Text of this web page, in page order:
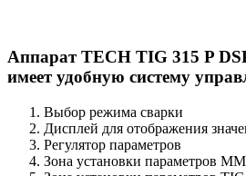
Аппарат TECH TIG 315 P
имеет удобную систему
Выбор режима сварки
Дисплей для отображения
Регулятор параметров
Зона установки параметров